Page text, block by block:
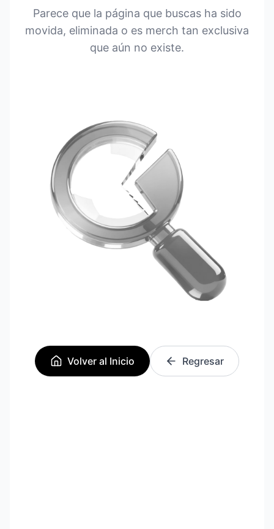
Parece que la página que buscas ha sido
movida, eliminada o es merch tan exclusiva
que aún no existe.
Volver al Inicio Regresar